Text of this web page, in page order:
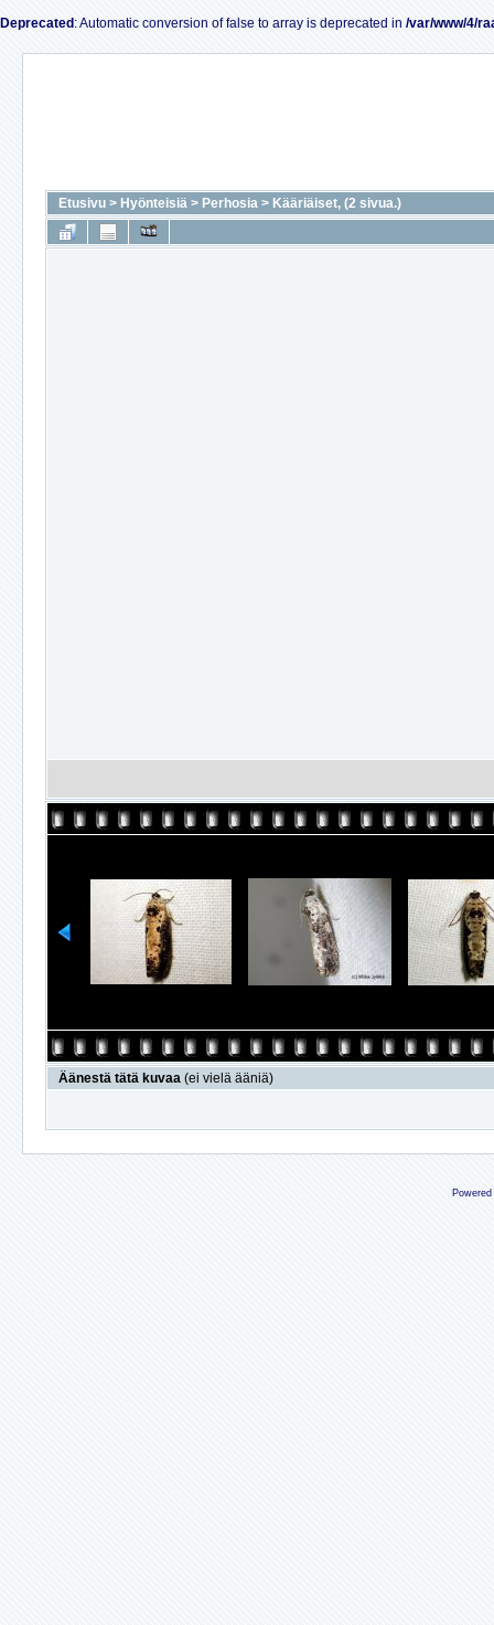
Deprecated : Automatic conversion of false to array is deprecated in /var/www/4/
Etusivu > Hyönteisiä > Perhosia > Kääriäiset, (2 sivua.)
Äänestä tätä kuvaa (ei vielä ääniä)